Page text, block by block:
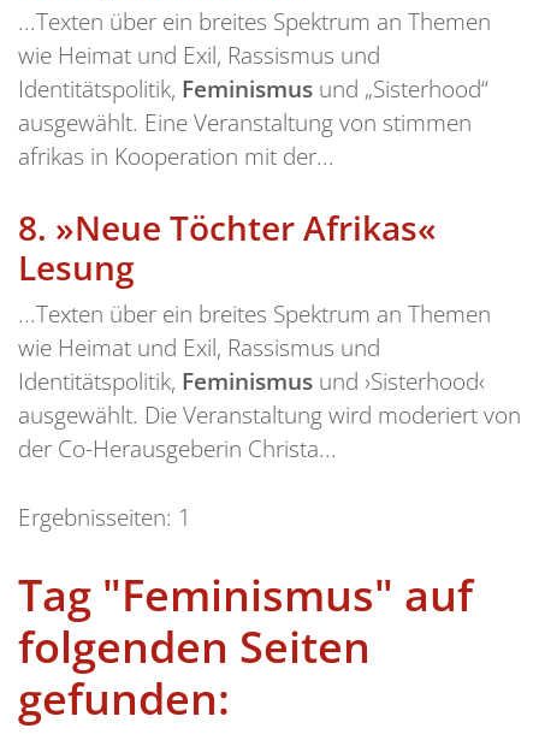
...Texten über ein breites Spektrum an Themen
wie Heimat und Exil, Rassismus und
Identitätspolitik, Feminismus und „Sisterhood“
ausgewählt. Eine Veranstaltung von stimmen
afrikas in Kooperation mit der...
8. »Neue Töchter Afrikas«
Lesung
...Texten über ein breites Spektrum an Themen
wie Heimat und Exil, Rassismus und
Identitätspolitik, Feminismus und ›Sisterhood‹
ausgewählt. Die Veranstaltung wird moderiert von
der Co-Herausgeberin Christa...
Ergebnisseiten: 1
Tag "Feminismus" auf
folgenden Seiten
gefunden: